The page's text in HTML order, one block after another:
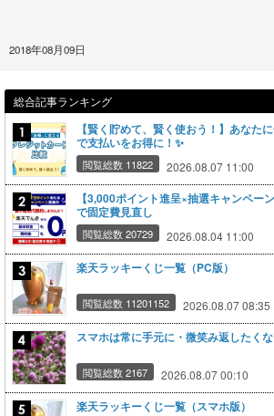
2018年08月09日
総合記事ランキング
【賢く貯めて、賢く使おう！】あなた
で支払いをお得に！✨
閲覧総数 11822 2026.08.07 11:00
【3,000ポイント進呈×抽選キャンペー
で固定費見直し
閲覧総数 20729 2026.08.04 11:00
楽天ラッキーくじ一覧（PC版）
閲覧総数 11201152 2026.08.07 08:35
スマホは常に手元に・微笑み返したく
閲覧総数 2167 2026.08.07 00:10
楽天ラッキーくじ一覧（スマホ版）